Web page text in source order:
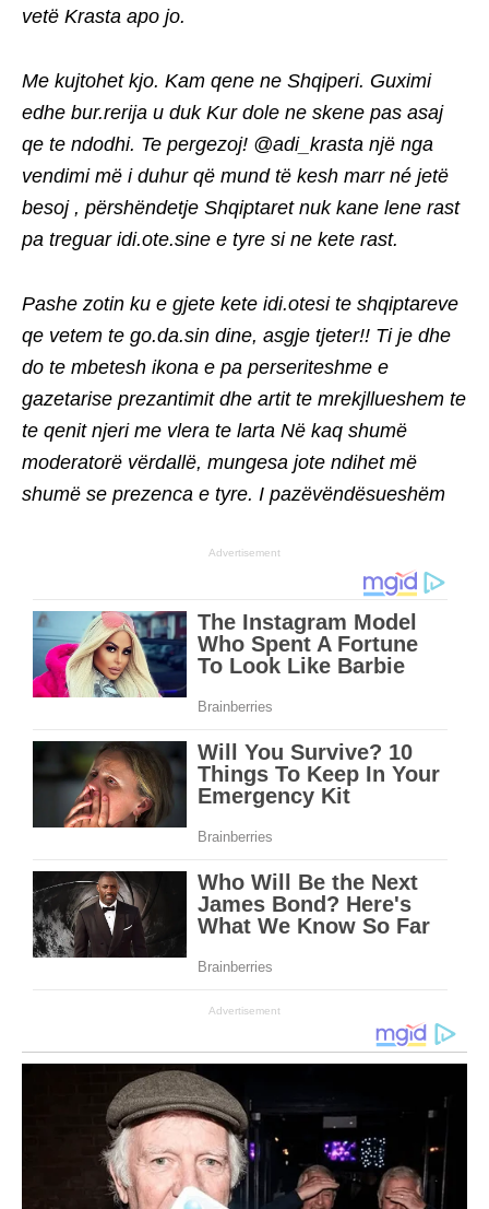
vetë Krasta apo jo.
Me kujtohet kjo. Kam qene ne Shqiperi. Guximi
edhe bur.rerija u duk Kur dole ne skene pas asaj
qe te ndodhi. Te pergezoj! @adi_krasta një nga
vendimi më i duhur që mund të kesh marr né jetë
besoj , përshëndetje Shqiptaret nuk kane lene rast
pa treguar idi.ote.sine e tyre si ne kete rast.
Pashe zotin ku e gjete kete idi.otesi te shqiptareve
qe vetem te go.da.sin dine, asgje tjeter!! Ti je dhe
do te mbetesh ikona e pa perseriteshme e
gazetarise prezantimit dhe artit te mrekjllueshem te
te qenit njeri me vlera te larta Në kaq shumë
moderatorë vërdallë, mungesa jote ndihet më
shumë se prezenca e tyre. I pazëvëndësueshëm
Advertisement
Advertisement